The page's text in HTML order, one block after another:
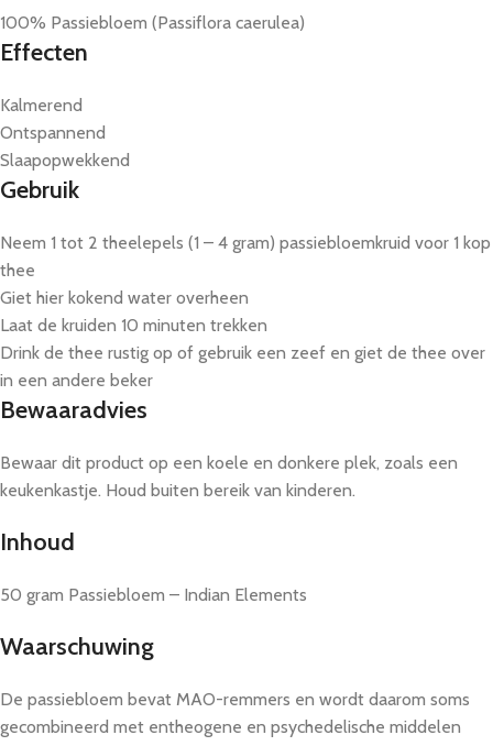
100% Passiebloem (Passiflora caerulea)
Effecten
Kalmerend
Ontspannend
Slaapopwekkend
Gebruik
Neem 1 tot 2 theelepels (1 – 4 gram) passiebloemkruid voor 1 kop
thee
Giet hier kokend water overheen
Laat de kruiden 10 minuten trekken
Drink de thee rustig op of gebruik een zeef en giet de thee over
in een andere beker
Bewaaradvies
Bewaar dit product op een koele en donkere plek, zoals een
keukenkastje. Houd buiten bereik van kinderen.
Inhoud
50 gram Passiebloem – Indian Elements
Waarschuwing
De passiebloem bevat MAO-remmers en wordt daarom soms
gecombineerd met entheogene en psychedelische middelen